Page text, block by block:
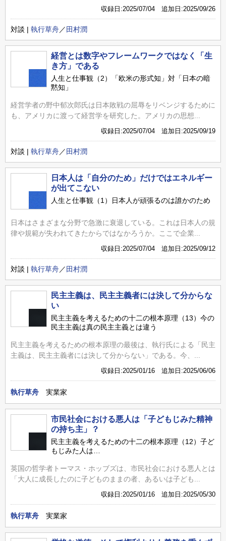
収録日:2025/07/04 追加日:2025/09/26
対談 | 執行草舟／ 田村潤
経営とは数字やフレームワークではなく「生
き方」である
人生と仕事観（2）「欧米の形式知」対「日本の暗
黙知」
経営学者の野中郁次郎氏は日本敗戦の屈辱をリベンジするために
も、アメリカに渡って経営学を研究した。アメリカの思想...
収録日:2025/07/04 追加日:2025/09/19
対談 | 執行草舟／ 田村潤
日本人は「自分のため」だけではエネルギー
が出てこない
人生と仕事観（1）日本人が頑張るのは誰かのため
日本はさまざまな分野で急激に衰退している。これは日本人の規
律や規範が失われてきたからではなかろうか。ここで企業...
収録日:2025/07/04 追加日:2025/09/12
対談 | 執行草舟／ 田村潤
民主主義は、民主主義者には決して分からな
い
民主主義を考えるための十二の根本原理（13）今の
民主主義は真の民主主義とは違う
民主主義を考えるための根本原理の最後は、執行氏による「民主
主義は、民主主義者には決して分からない」である。今、...
収録日:2025/01/16 追加日:2025/06/06
執行草舟 実業家
市民社会における悪人は「子どもじみた精神
の持ち主」？
民主主義を考えるための十二の根本原理（12）子ど
もじみた人は…
英国の哲学者トーマス・ホッブズは、市民社会における悪人とは
「大人に成長したのに子どものままの者、あるいは子ども...
収録日:2025/01/16 追加日:2025/05/30
執行草舟 実業家